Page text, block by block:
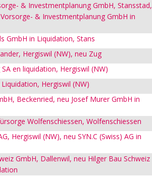
& Investmentplanung GmbH, Stansstad,
& Investmentplanung GmbH in
GmbH in Liquidation, Stans
Hergiswil (NW), neu Zug
en liquidation, Hergiswil (NW)
Hergiswil (NW)
Beckenried, neu Josef Murer GmbH in
Wolfenschiessen, Wolfenschiessen
Hergiswil (NW), neu SYN.C (Swiss) AG in
GmbH, Dallenwil, neu Hilger Bau Schweiz